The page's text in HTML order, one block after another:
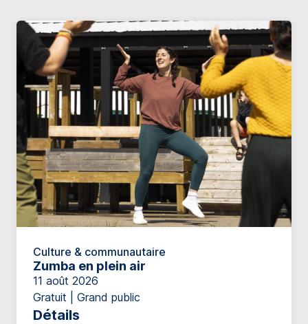
Culture & communautaire
Zumba en plein air
11 août 2026
Gratuit | Grand public
Détails